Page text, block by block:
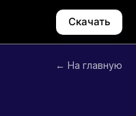
Скачать
← На главную